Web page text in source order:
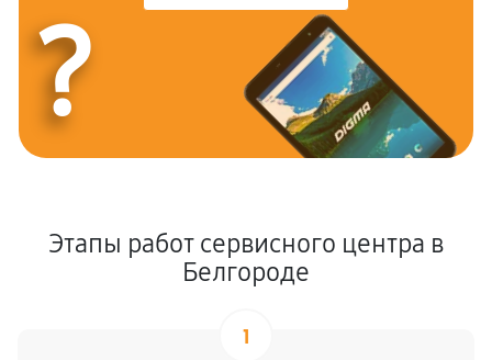
?
Этапы работ сервисного центра в
Белгороде
1